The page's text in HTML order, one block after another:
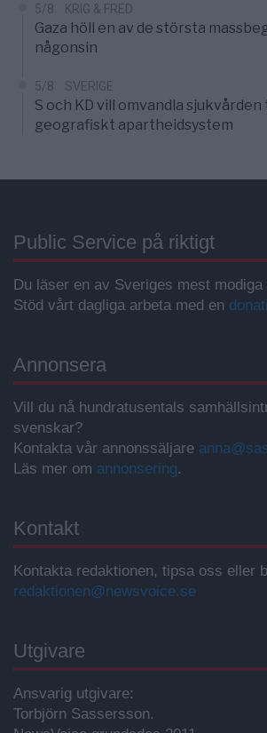
5/8 KRIG & FRED
Gaza höll en av de största
någonsin
5/8 SVERIGE
S och KD vill omvandla
geografiskt apartheidsystem
Public Service på riktigt
Du läser en av Sveriges mest modiga
Stöd vårt dagliga arbeta med en
Annonsera
Vill du nå hundratusentals
svenskar?
Kontakta vår annonssäljare
Läs mer om annonsering.
Kontakt
Kontakta redaktionen, tipsa oss eller
redaktionen@newsvoice.se
Utgivare
Ansvarig utgivare:
Torbjörn Sassersson.